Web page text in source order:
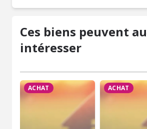
Ces biens peuvent
intéresser
ACHAT ACHAT